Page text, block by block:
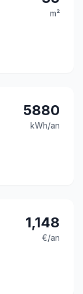
m²
5880
kWh/an
1,148
€/an